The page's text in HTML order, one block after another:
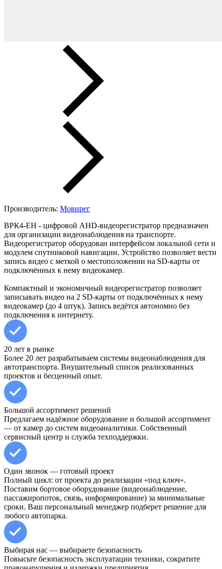
Производитель: Мовирег
ВРК4-ЕН - цифровой AHD-видеорегистратор предназначен
для организации видеонаблюдения на транспорте.
Видеорегистратор оборудован интерфейсом локальной сети и
модулем спутниковой навигации. Устройство позволяет вести
запись видео с меткой о местоположении на SD-карты от
подключённых к нему видеокамер.
Компактный и экономичный видеорегистратор позволяет
записывать видео на 2 SD-карты от подключённых к нему
видеокамер (до 4 штук). Запись ведётся автономно без
подключения к интернету.
20 лет в рынке
Более 20 лет разрабатываем системы видеонаблюдения для
автотранспорта. Внушительный список реализованных
проектов и бесценный опыт.
Большой ассортимент решений
Предлагаем надёжное оборудование и большой ассортимент
— от камер до систем видеоаналитики. Собственный
сервисный центр и служба техподдержки.
Один звонок — готовый проект
Полный цикл: от проекта до реализации «под ключ».
Поставим бортовое оборудование (видеонаблюдение,
пассажиропоток, связь, информирование) за минимальные
сроки. Ваш персональный менеджер подберет решение для
любого автопарка.
Выбирая нас — выбираете безопасность
Повысьте безопасность эксплуатации техники, сократите